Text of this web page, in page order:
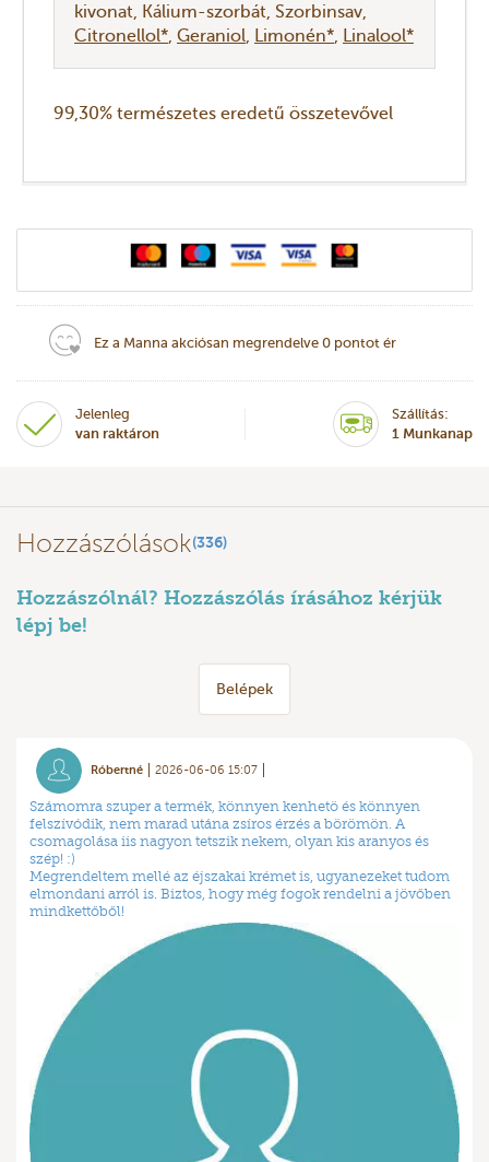
kivonat Kálium-szorbát Szorbinsav
Citronellol* Geraniol Limonén* Linalool*
99,30% természetes eredetű összetevővel
Ez a Manna akciósan megrendelve 0 pontot ér
Jelenleg
van raktáron
Szállítás:
1 Munkanap
Hozzászólások(336)
Hozzászólnál? Hozzászólás írásához kérjük
lépj be!
Belépek
Róbertné 2026-06-06 15:07
Számomra szuper a termék, könnyen kenhetö és könnyen
felszívódik, nem marad utána zsíros érzés a börömön. A
csomagolása iis nagyon tetszik nekem, olyan kis aranyos és
szép! :)
Megrendeltem mellé az éjszakai krémet is, ugyanezeket tudom
elmondani arról is. Biztos, hogy még fogok rendelni a jövőben
mindkettőből!